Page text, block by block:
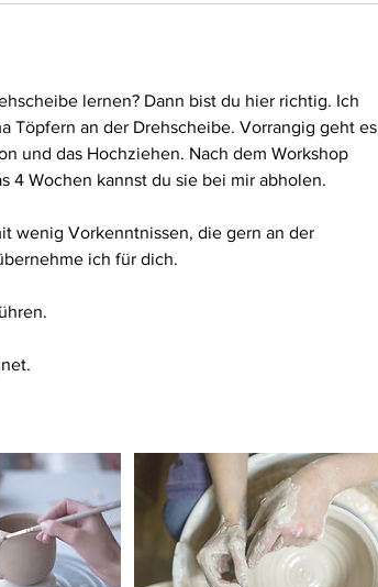
lernen? Dann bist du hier richtig. Ich
Töpfern an der Drehscheibe. Vorrangig geht es
und das Hochziehen. Nach dem Workshop
4 Wochen kannst du sie bei mir abholen.
wenig Vorkenntnissen, die gern an der
ich für dich.